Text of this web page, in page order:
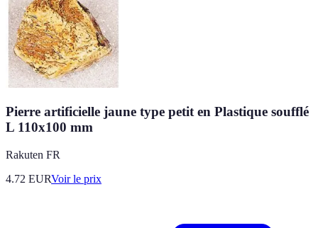
Pierre artificielle jaune type petit en Plastique soufflé
L 110x100 mm
Rakuten FR
4.72 EURVoir le prix